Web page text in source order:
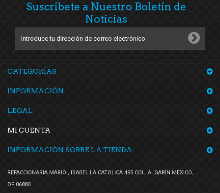
Suscríbete a Nuestro Boletín de
Noticias
CATEGORÍAS
INFORMACIÓN
LEGAL
MI CUENTA
INFORMACIÓN SOBRE LA TIENDA
REFACCIONARIA MARIO , ISABEL LA CATOLICA 495 COL. ALGARÍN MEXICO,
DF 06880